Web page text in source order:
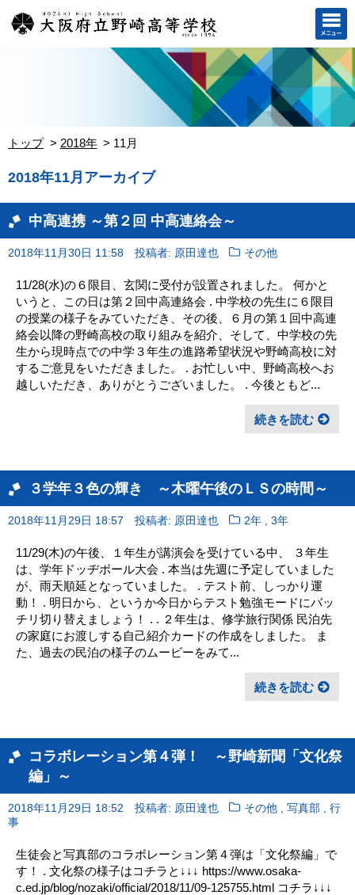
トップ 2018年 11月
2018年11月アーカイブ
中高連携 ～第２回 中高連絡会～
2018年11月30日 11:58 投稿者: 原田達也 その他
11/28(水)の６限目、玄関に受付が設置されました。 何かと
いうと、この日は第２回中高連絡会 . 中学校の先生に６限目
の授業の様子をみていただき、その後、６月の第１回中高連
絡会以降の野崎高校の取り組みを紹介、そして、中学校の先
生から現時点での中学３年生の進路希望状況や野崎高校に対
するご意見をいただきました。 . お忙しい中、野崎高校へお
越しいただき、ありがとうございました。 . 今後ともど...
続きを読む
３学年３色の輝き ～木曜午後のＬＳの時間～
2018年11月29日 18:57 投稿者: 原田達也 2年 ,3年
11/29(木)の午後、１年生が講演会を受けている中、 ３年生
は、学年ドッヂボール大会 . 本当は先週に予定していました
が、雨天順延となっていました。 . テスト前、しっかり運
動！ . 明日から、というか今日からテスト勉強モードにバッ
チリ切り替えましょう！ . . ２年生は、修学旅行関係 民泊先
の家庭にお渡しする自己紹介カードの作成をしました。 ま
た、過去の民泊の様子のムービーをみて...
続きを読む
コラボレーション第４弾！ ～野崎新聞「文化祭
編」～
2018年11月29日 18:52 投稿者: 原田達也 その他 ,写真部 ,行
事
生徒会と写真部のコラボレーション第４弾は「文化祭編」で
す！ . 文化祭の様子はコチラと↓↓↓ https://www.osaka-
c.ed.jp/blog/nozaki/official/2018/11/09-125755.html コチラ↓↓↓